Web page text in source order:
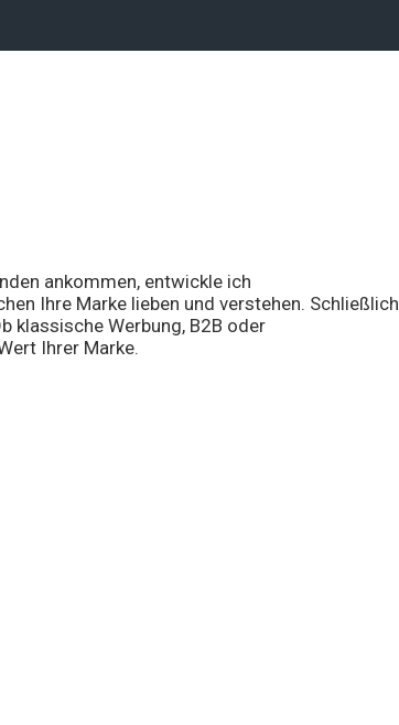
ankommen, entwickle ich
Ihre Marke lieben und verstehen. Schließlich
klassische Werbung, B2B oder
Ihrer Marke.